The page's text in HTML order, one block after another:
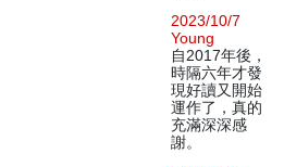
2023/10/7
Young
自2017年後，
時隔六年才發
現好讀又開始
運作了，真的
充滿深深感
謝。